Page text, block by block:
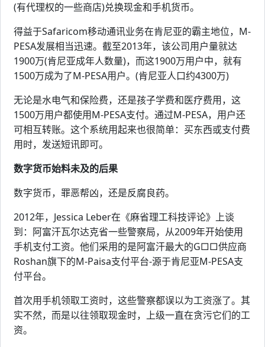
(有代理权的一些商店)兑换现金和手机货币。
得益于Safaricom移动通讯业务在肯尼亚的霸主地位，M-
PESA发展相当迅速。截至2013年，该公司用户量就达
1900万(肯尼亚成年人数量)，而这1900万用户中，就有
1500万成为了M-PESA用户。(肯尼亚人口约4300万)
无论是水电气和保险费，还是孩子学费和医疗费用，这
1500万用户都使用M-PESA支付。通过M-PESA，用户还
可相互转账。这个系统用起来也很简单：买东西或支付费
用时，发送短讯即可。
数字货币始料未及的后果
数字货币，罪恶帮凶，还是反腐良药。
2012年，Jessica Leber在《麻省理工科技评论》上谈
到：阿富汗瓦尔达克省一些警察局，从2009年开始使用
手机支付工资。他们采用的是阿富汗最大的G□□供应商
Roshan旗下的M-Paisa支付平台-源于肯尼亚M-PESA支
付平台。
首次用手机领取工资时，这些警察都误以为工资涨了。其
实不然，而是以往领取现金时，上级一直在贪污它们的工
资。